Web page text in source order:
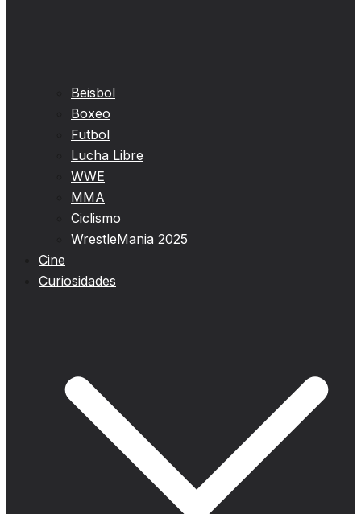
Beisbol
Boxeo
Futbol
Lucha Libre
WWE
MMA
Ciclismo
WrestleMania 2025
Cine
Curiosidades